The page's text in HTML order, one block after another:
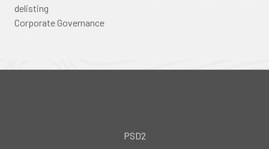
delisting
Corporate Governance
PSD2